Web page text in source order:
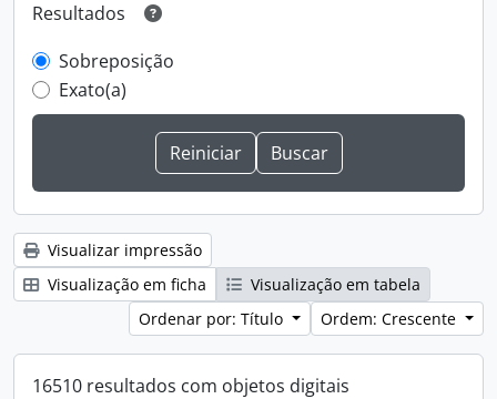
Resultados
Sobreposição
Exato(a)
Visualizar impressão
Visualização em ficha
Visualização em tabela
Ordenar por: Título
Ordem: Crescente
16510 resultados com objetos digitais